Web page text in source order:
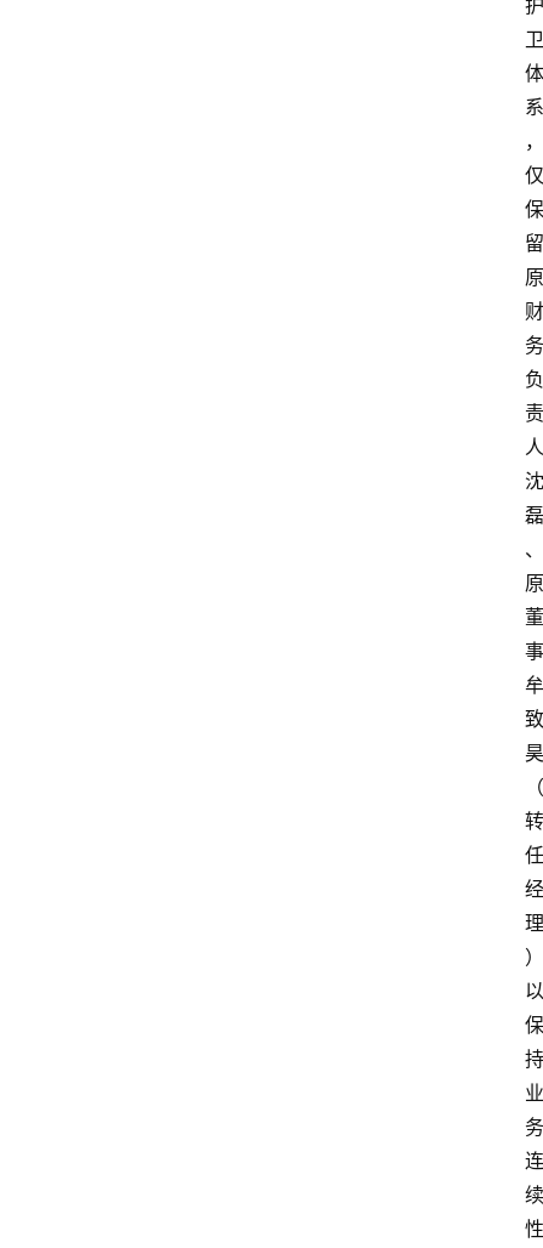
护
卫
体
系
，
仅
保
留
原
财
务
负
责
人
沈
磊
、
原
董
事
牟
致
昊
（
转
任
经
理
）
以
保
持
业
务
连
续
性